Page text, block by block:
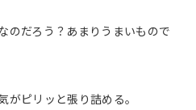
のだろう？あまりうまいもので
がピリッと張り詰める。